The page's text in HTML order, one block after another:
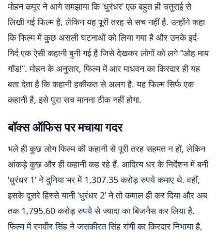
मोहन कपूर ने आगे समझाया कि ‘धुरंधर’ एक बहुत ही चतुराई से
लिखी गई फिल्म है, लेकिन यह पूरी तरह से सच नहीं है. उन्होंने कहा
कि फिल्म में कुछ असली घटनाओं को लिया गया है और उनके इर्द-
गिर्द एक ऐसी कहानी बुनी गई है जिसे देखकर लोगों को लगे “ओह माय
गॉड!”. मोहन के अनुसार, फिल्म में आर माधवन का किरदार ही यह
बता देता है कि कहानी हकीकत से अलग है. यह फिल्म सिर्फ एक
कहानी है, इसे पूरा सच मानना ठीक नहीं होगा.
बॉक्स ऑफिस पर मचाया गदर
भले ही कुछ लोग फिल्म की कहानी से पूरी तरह सहमत न हों, लेकिन
आंकड़े कुछ और ही कहानी कह रहे हैं. आदित्य धर के निर्देशन में बनी
‘धुरंधर 1’ ने दुनिया भर में 1,307.35 करोड़ रुपये कमाए थे. वहीं,
इसके दूसरे हिस्से यानी ‘धुरंधर 2’ ने तो कमाल ही कर दिया और अब
तक 1,795.60 करोड़ रुपये से ज्यादा का बिजनेस कर लिया है.
फिल्म में रणवीर सिंह ने जसकीरत सिंह रांगी का किरदार निभाया है,